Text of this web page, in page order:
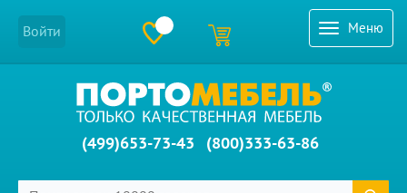
Меню
Войти
(499)653-73-43 (800)333-63-86